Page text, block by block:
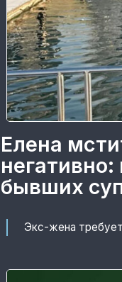
Елена
бывших
Экс-жена